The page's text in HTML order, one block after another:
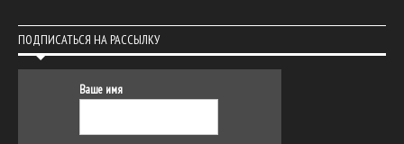
ПОДПИСАТЬСЯ НА РАССЫЛКУ
Ваше имя